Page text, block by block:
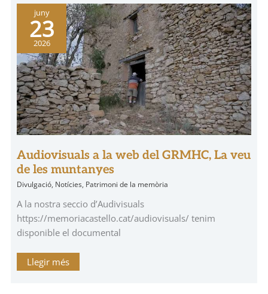
juny
23
2026
Audiovisuals a la web del GRMHC, La veu
de les muntanyes
Divulgació, Notícies, Patrimoni de la memòria
A la nostra seccio d’Audivisuals
https://memoriacastello.cat/audiovisuals/ tenim
disponible el documental
Audiovisuals
la
web
del
GRMHC,
La
veu
de
les
muntanyes
Llegir més